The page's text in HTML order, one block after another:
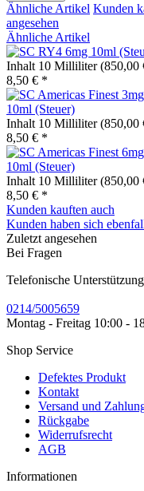
Ähnliche Artikel Kunden
angesehen
Ähnliche Artikel
Inhalt 10 Milliliter
8,50 € *
10ml (Steuer)
Inhalt 10 Milliliter
8,50 € *
10ml (Steuer)
Inhalt 10 Milliliter
8,50 € *
Kunden kauften auch
Kunden haben sich
Zuletzt angesehen
Bei Fragen
Telefonische
0214/5005659
Montag - Freitag 10:00 -
Shop Service
Defektes Produkt
Kontakt
Versand und
Rückgabe
Widerrufsrecht
AGB
Informationen